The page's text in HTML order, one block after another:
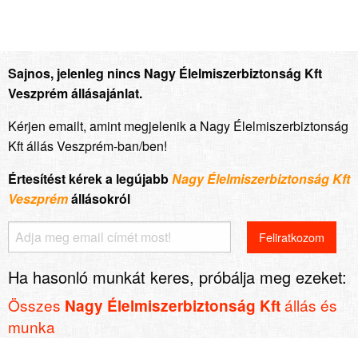
Sajnos, jelenleg nincs Nagy Élelmiszerbiztonság Kft
Veszprém állásajánlat.
Kérjen emailt, amint megjelenik a Nagy Élelmiszerbiztonság
Kft állás Veszprém-ban/ben!
Értesítést kérek a legújabbNagy Élelmiszerbiztonság Kft
Veszprémállásokról
Ha hasonló munkát keres, próbálja meg ezeket:
Összes Nagy Élelmiszerbiztonság Kftállás és
munka